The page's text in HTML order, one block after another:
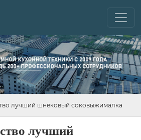
лучший шнековый соковыжималка
лучший